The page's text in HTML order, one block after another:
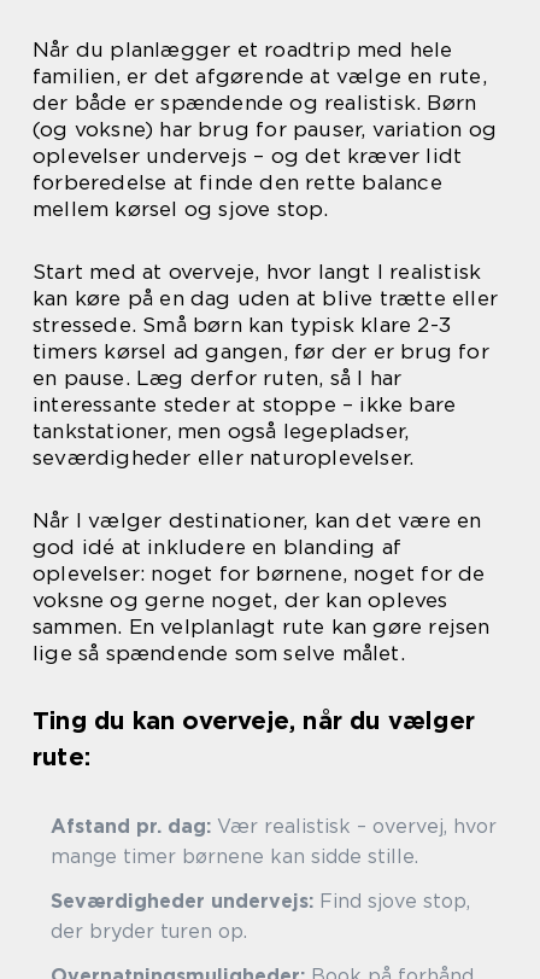
Når du planlægger et roadtrip med hele
familien, er det afgørende at vælge en rute,
der både er spændende og realistisk. Børn
(og voksne) har brug for pauser, variation og
oplevelser undervejs – og det kræver lidt
forberedelse at finde den rette balance
mellem kørsel og sjove stop.
Start med at overveje, hvor langt I realistisk
kan køre på en dag uden at blive trætte eller
stressede. Små børn kan typisk klare 2-3
timers kørsel ad gangen, før der er brug for
en pause. Læg derfor ruten, så I har
interessante steder at stoppe – ikke bare
tankstationer, men også legepladser,
seværdigheder eller naturoplevelser.
Når I vælger destinationer, kan det være en
god idé at inkludere en blanding af
oplevelser: noget for børnene, noget for de
voksne og gerne noget, der kan opleves
sammen. En velplanlagt rute kan gøre rejsen
lige så spændende som selve målet.
Ting du kan overveje, når du vælger
rute:
Afstand pr. dag: Vær realistisk – overvej, hvor
mange timer børnene kan sidde stille.
Seværdigheder undervejs: Find sjove stop,
der bryder turen op.